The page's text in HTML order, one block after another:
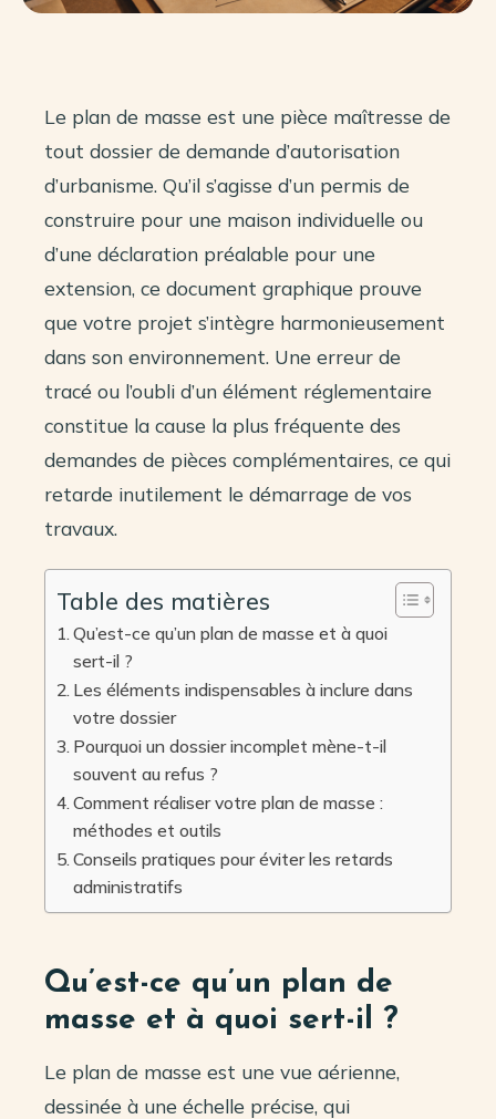
Le plan de masse est une pièce maîtresse de
tout dossier de demande d’autorisation
d’urbanisme. Qu’il s’agisse d’un permis de
construire pour une maison individuelle ou
d’une déclaration préalable pour une
extension, ce document graphique prouve
que votre projet s’intègre harmonieusement
dans son environnement. Une erreur de
tracé ou l’oubli d’un élément réglementaire
constitue la cause la plus fréquente des
demandes de pièces complémentaires, ce qui
retarde inutilement le démarrage de vos
travaux.
Table des matières
Qu’est-ce qu’un plan de masse et à quoi
sert-il ?
Les éléments indispensables à inclure dans
votre dossier
Pourquoi un dossier incomplet mène-t-il
souvent au refus ?
Comment réaliser votre plan de masse :
méthodes et outils
Conseils pratiques pour éviter les retards
administratifs
Qu’est-ce qu’un plan de
masse et à quoi sert-il ?
Le plan de masse est une vue aérienne,
dessinée à une échelle précise, qui